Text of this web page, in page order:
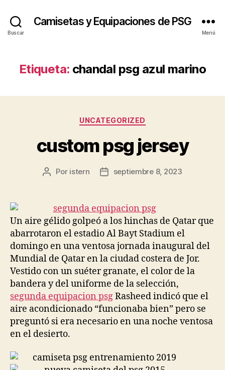
Buscar
Camisetas y Equipaciones de PSG
Menú
Etiqueta: chandal psg azul marino
Categorías
UNCATEGORIZED
custom psg jersey
Autor
entrada
Por istern
Fecha
entrada
septiembre 8, 2023
Un aire gélido golpeó a los hinchas de Qatar que
abarrotaron el estadio Al Bayt Stadium el
domingo en una ventosa jornada inaugural del
Mundial de Qatar en la ciudad costera de Jor.
Vestido con un suéter granate, el color de la
bandera y del uniforme de la selección,
segunda equipacion psgRasheed indicó que el
aire acondicionado “funcionaba bien” pero se
preguntó si era necesario en una noche ventosa
en el desierto.